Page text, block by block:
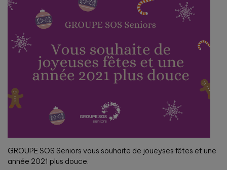
GROUPE SOS Seniors vous souhaite de joueyses fêtes et une
année 2021 plus douce.